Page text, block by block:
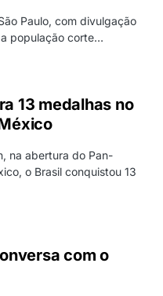
Paulo, com divulgação
população corte…
13 medalhas no
na abertura do Pan-
o Brasil conquistou 13
com o